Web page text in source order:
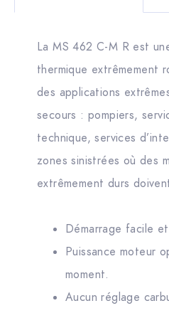
La MS 462 C-M R est
thermique extrêmement
des applications
secours : pompiers,
technique, services
zones sinistrées où des
extrêmement durs
Démarrage facile
Puissance moteur
moment.
Aucun réglage